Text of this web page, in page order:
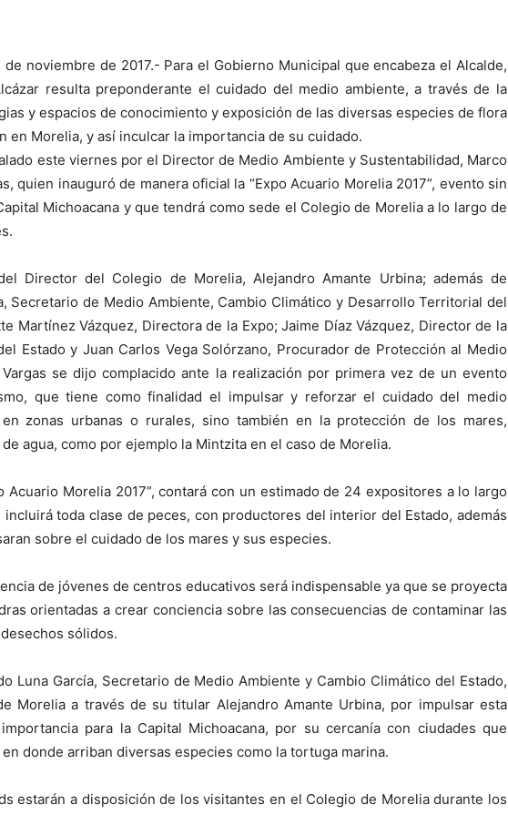
noviembre de 2017.- Para el Gobierno Municipal que encabeza el Alcalde,
resulta preponderante el cuidado del medio ambiente, a través de la
y espacios de conocimiento y exposición de las diversas especies de flora
en Morelia, y así inculcar la importancia de su cuidado.
este viernes por el Director de Medio Ambiente y Sustentabilidad, Marco
quien inauguró de manera oficial la “Expo Acuario Morelia 2017”, evento sin
Michoacana y que tendrá como sede el Colegio de Morelia a lo largo de
Director del Colegio de Morelia, Alejandro Amante Urbina; además de
Secretario de Medio Ambiente, Cambio Climático y Desarrollo Territorial del
Martínez Vázquez, Directora de la Expo; Jaime Díaz Vázquez, Director de la
Estado y Juan Carlos Vega Solórzano, Procurador de Protección al Medio
se dijo complacido ante la realización por primera vez de un evento
que tiene como finalidad el impulsar y reforzar el cuidado del medio
zonas urbanas o rurales, sino también en la protección de los mares,
agua, como por ejemplo la Mintzita en el caso de Morelia.
Acuario Morelia 2017”, contará con un estimado de 24 expositores a lo largo
toda clase de peces, con productores del interior del Estado, además
sobre el cuidado de los mares y sus especies.
de jóvenes de centros educativos será indispensable ya que se proyecta
orientadas a crear conciencia sobre las consecuencias de contaminar las
sólidos.
Luna García, Secretario de Medio Ambiente y Cambio Climático del Estado,
Morelia a través de su titular Alejandro Amante Urbina, por impulsar esta
para la Capital Michoacana, por su cercanía con ciudades que
donde arriban diversas especies como la tortuga marina.
estarán a disposición de los visitantes en el Colegio de Morelia durante los